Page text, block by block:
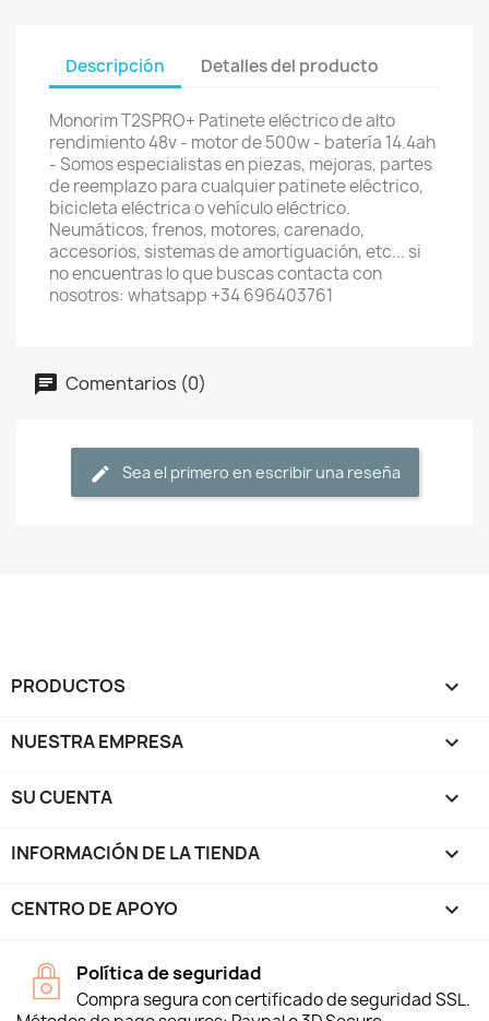
Descripción Detalles del producto
Monorim T2SPRO+ Patinete eléctrico de alto
rendimiento 48v - motor de 500w - batería 14.4ah
- Somos especialistas en piezas, mejoras, partes
de reemplazo para cualquier patinete eléctrico,
bicicleta eléctrica o vehículo eléctrico.
Neumáticos, frenos, motores, carenado,
accesorios, sistemas de amortiguación, etc... si
no encuentras lo que buscas contacta con
nosotros: whatsapp +34 696403761
Comentarios (0)
Sea el primero en escribir una reseña
PRODUCTOS 
NUESTRA EMPRESA 
SU CUENTA 
INFORMACIÓN DE LA TIENDA keyboard_arrow_down
CENTRO DE APOYO 
Política de seguridad
Compra segura con certificado de seguridad SSL.